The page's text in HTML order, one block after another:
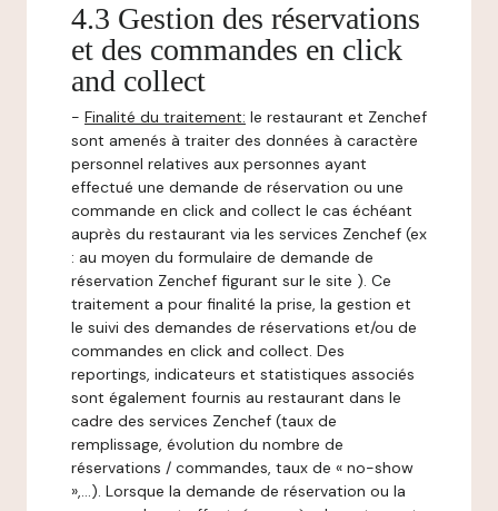
4.3 Gestion des réservations
et des commandes en click
and collect
- Finalité du traitement: le restaurant et Zenchef
sont amenés à traiter des données à caractère
personnel relatives aux personnes ayant
effectué une demande de réservation ou une
commande en click and collect le cas échéant
auprès du restaurant via les services Zenchef (ex
: au moyen du formulaire de demande de
réservation Zenchef figurant sur le site ). Ce
traitement a pour finalité la prise, la gestion et
le suivi des demandes de réservations et/ou de
commandes en click and collect. Des
reportings, indicateurs et statistiques associés
sont également fournis au restaurant dans le
cadre des services Zenchef (taux de
remplissage, évolution du nombre de
réservations / commandes, taux de « no-show
»,…). Lorsque la demande de réservation ou la